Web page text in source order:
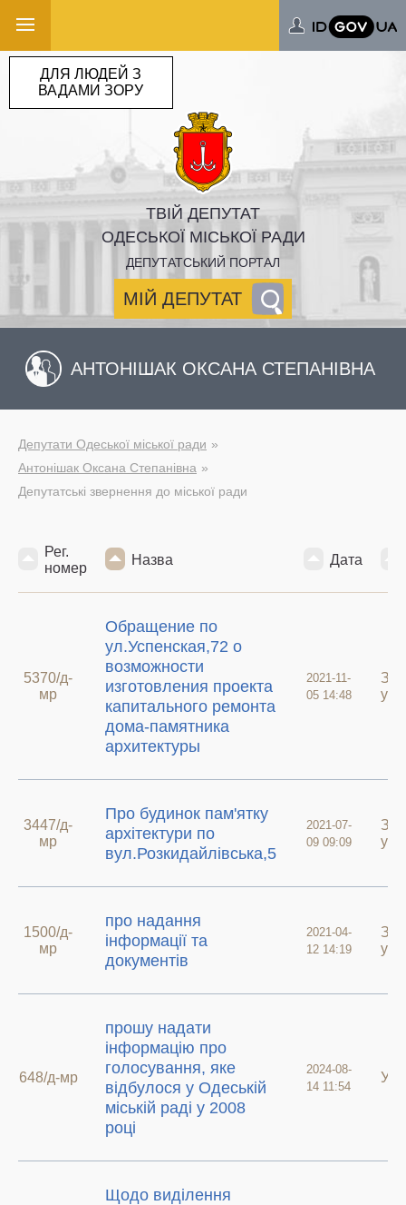
ТВІЙ ДЕПУТАТ
ОДЕСЬКОЇ МІСЬКОЇ РАДИ
ДЕПУТАТСЬКИЙ ПОРТАЛ
МІЙ ДЕПУТАТ
ДЛЯ ЛЮДЕЙ З
ВАДАМИ ЗОРУ
АНТОНІШАК ОКСАНА СТЕПАНІВНА
Депутати Одеської міської ради
Антонішак Оксана Степанівна
Депутатські звернення до міської ради
Рег.
номер
Назва Дата
5370/д-
мр
Обращение по
ул.Успенская,72 о
возможности
изготовления проекта
капитального ремонта
дома-памятника
архитектуры
2021-11-
05 14:48
у
3447/д-
мр
Про будинок пам'ятку
архітектури по
вул.Розкидайлівська,5
2021-07-
09 09:09
у
1500/д-
мр
про надання
інформації та
документів
2021-04-
12 14:19
у
648/д-мр
прошу надати
інформацію про
голосування, яке
відбулося у Одеській
міській раді у 2008
році
2024-08-
14 11:54
У
Щодо виділення